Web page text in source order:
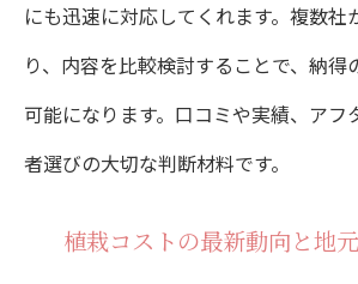
にも迅速に対応してくれます。複数社
り、内容を比較検討することで、納得
可能になります。口コミや実績、アフ
者選びの大切な判断材料です。
植栽コストの最新動向と地